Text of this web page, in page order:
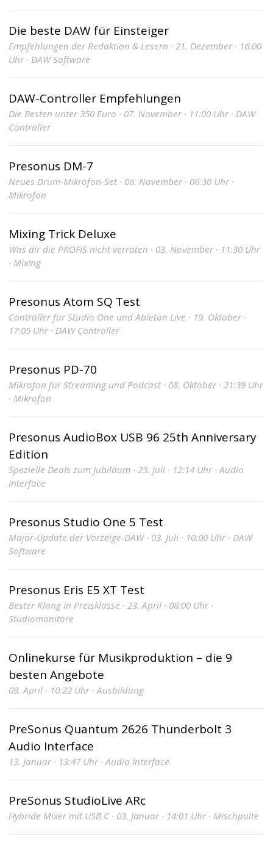
Die beste DAW für Einsteiger
Empfehlungen der Redaktion & Lesern · 21. Dezember · 16:00
Uhr · DAW Software
DAW-Controller Empfehlungen
Die Besten unter 350 Euro · 07. November · 11:00 Uhr · DAW
Controller
Presonus DM-7
Neues Drum-Mikrofon-Set · 06. November · 06:30 Uhr ·
Mikrofon
Mixing Trick Deluxe
Was dir die PROFIS nicht verraten · 03. November · 11:30 Uhr
· Mixing
Presonus Atom SQ Test
Controller für Studio One und Ableton Live · 19. Oktober ·
17:05 Uhr · DAW Controller
Presonus PD-70
Mikrofon für Streaming und Podcast · 08. Oktober · 21:39 Uhr
· Mikrofon
Presonus AudioBox USB 96 25th Anniversary
Edition
Spezielle Deals zum Jubiläum · 23. Juli · 12:14 Uhr · Audio
Interface
Presonus Studio One 5 Test
Major-Update der Vorzeige-DAW · 03. Juli · 10:00 Uhr · DAW
Software
Presonus Eris E5 XT Test
Bester Klang in Preisklasse · 23. April · 08:00 Uhr ·
Studiomonitore
Onlinekurse für Musikproduktion – die 9
besten Angebote
09. April · 10:22 Uhr · Ausbildung
PreSonus Quantum 2626 Thunderbolt 3
Audio Interface
13. Januar · 13:47 Uhr · Audio Interface
PreSonus StudioLive ARc
Hybride Mixer mit USB C · 03. Januar · 14:01 Uhr · Mischpulte